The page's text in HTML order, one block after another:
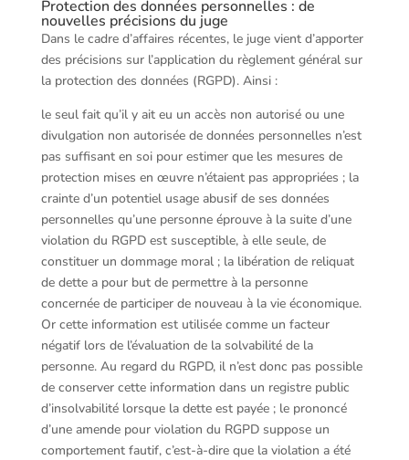
Protection des données personnelles : de
nouvelles précisions du juge
Dans le cadre d’affaires récentes, le juge vient d’apporter
des précisions sur l’application du règlement général sur
la protection des données (RGPD). Ainsi :
le seul fait qu’il y ait eu un accès non autorisé ou une
divulgation non autorisée de données personnelles n’est
pas suffisant en soi pour estimer que les mesures de
protection mises en œuvre n’étaient pas appropriées ; la
crainte d’un potentiel usage abusif de ses données
personnelles qu’une personne éprouve à la suite d’une
violation du RGPD est susceptible, à elle seule, de
constituer un dommage moral ; la libération de reliquat
de dette a pour but de permettre à la personne
concernée de participer de nouveau à la vie économique.
Or cette information est utilisée comme un facteur
négatif lors de l’évaluation de la solvabilité de la
personne. Au regard du RGPD, il n’est donc pas possible
de conserver cette information dans un registre public
d’insolvabilité lorsque la dette est payée ; le prononcé
d’une amende pour violation du RGPD suppose un
comportement fautif, c’est-à-dire que la violation a été